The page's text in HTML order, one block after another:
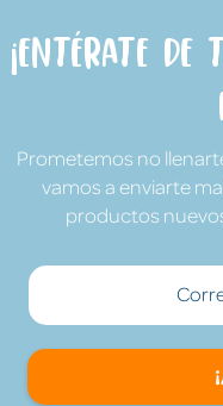
¡Entérate de
Prometemos no
vamos a enviarte
productos